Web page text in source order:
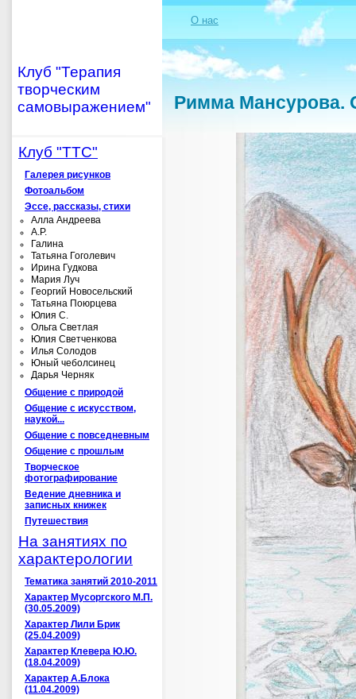
Клуб "Терапия
творческим
самовыражением"
Клуб "ТТС"
Галерея рисунков
Фотоальбом
Эссе, рассказы, стихи
Алла Андреева
А.Р.
Галина
Татьяна Гоголевич
Ирина Гудкова
Мария Луч
Георгий Новосельский
Татьяна Поюрцева
Юлия С.
Ольга Светлая
Юлия Светченкова
Илья Солодов
Юный чеболсинец
Дарья Черняк
Общение с природой
Общение с искусством,
наукой...
Общение с повседневным
Общение с прошлым
Творческое
фотографирование
Ведение дневника и
записных книжек
Путешествия
На занятиях по
характерологии
Тематика занятий 2010-2011
Характер Мусоргского М.П.
(30.05.2009)
Характер Лили Брик
(25.04.2009)
Характер Клевера Ю.Ю.
(18.04.2009)
Характер А.Блока
(11.04.2009)
О нас
Римма Мансурова.